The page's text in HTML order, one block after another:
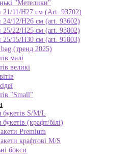
"Метелики"
21/11/H27 см (Art. 93702)
24/12/Н26 см (art. 93602)
25/22/Н25 см (art. 93802)
25/15/Н30 см (art. 91803)
(тренд 2025)
малі
великі
"Small"
S/M/L
(крафт/білі)
Premium
крафтові M/S
бокси